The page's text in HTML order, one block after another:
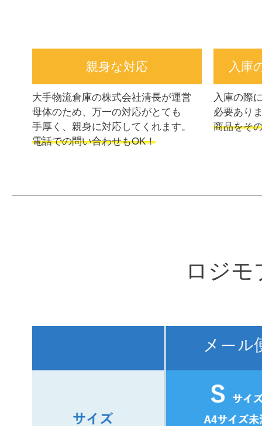
親身な対応
大手物流倉庫の株式会社清長が運営
母体のため、万一の対応がとても
手厚く、親身に対応してくれます。
電話での問い合わせもOK！
入庫
入庫の際
必要あり
商品をそ
ロジモ